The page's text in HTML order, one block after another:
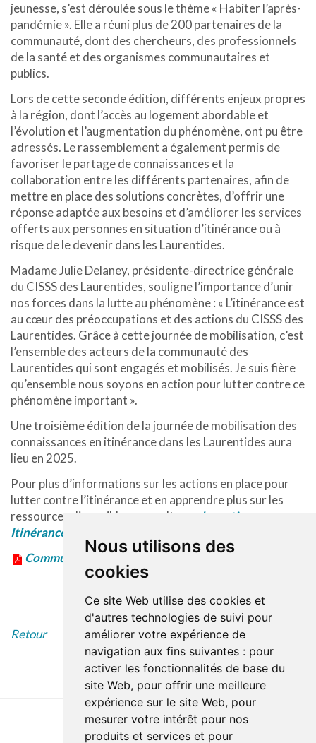
Nous utilisons des
cookies
Ce site Web utilise des cookies et
d'autres technologies de suivi pour
améliorer votre expérience de
navigation aux fins suivantes : pour
activer les fonctionnalités de base du
site Web, pour offrir une meilleure
expérience sur le site Web, pour
mesurer votre intérêt pour nos
produits et services et pour
jeunesse, s’est déroulée sous le thème « Habiter l’après-
pandémie ». Elle a réuni plus de 200 partenaires de la
communauté, dont des chercheurs, des professionnels
de la santé et des organismes communautaires et
publics.
Lors de cette seconde édition, différents enjeux propres
à la région, dont l’accès au logement abordable et
l’évolution et l’augmentation du phénomène, ont pu être
adressés. Le rassemblement a également permis de
favoriser le partage de connaissances et la
collaboration entre les différents partenaires, afin de
mettre en place des solutions concrètes, d’offrir une
réponse adaptée aux besoins et d’améliorer les services
offerts aux personnes en situation d’itinérance ou à
risque de le devenir dans les Laurentides.
Madame Julie Delaney, présidente-directrice générale
du CISSS des Laurentides, souligne l’importance d’unir
nos forces dans la lutte au phénomène : « L’itinérance est
au cœur des préoccupations et des actions du CISSS des
Laurentides. Grâce à cette journée de mobilisation, c’est
l’ensemble des acteurs de la communauté des
Laurentides qui sont engagés et mobilisés. Je suis fière
qu’ensemble nous soyons en action pour lutter contre ce
phénomène important ».
Une troisième édition de la journée de mobilisation des
connaissances en itinérance dans les Laurentides aura
lieu en 2025.
Pour plus d’informations sur les actions en place pour
lutter contre l’itinérance et en apprendre plus sur les
ressources disponibles, consultez
la section
Itinérance
Communiqué en format PDF
Retour
Dernière mise à jour : 27 avril 2023